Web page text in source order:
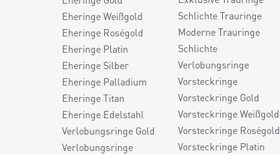
Eheringe Weißgold
Eheringe Roségold
Eheringe Platin
Eheringe Silber
Eheringe Palladium
Eheringe Titan
Eheringe Edelstahl
Verlobungsringe Gold
Verlobungsringe
Schlichte Trauringe
Moderne Trauringe
Schlichte
Verlobungsringe
Vorsteckringe
Vorsteckringe Gold
Vorsteckringe Weißgold
Vorsteckringe Roségold
Vorsteckringe Platin